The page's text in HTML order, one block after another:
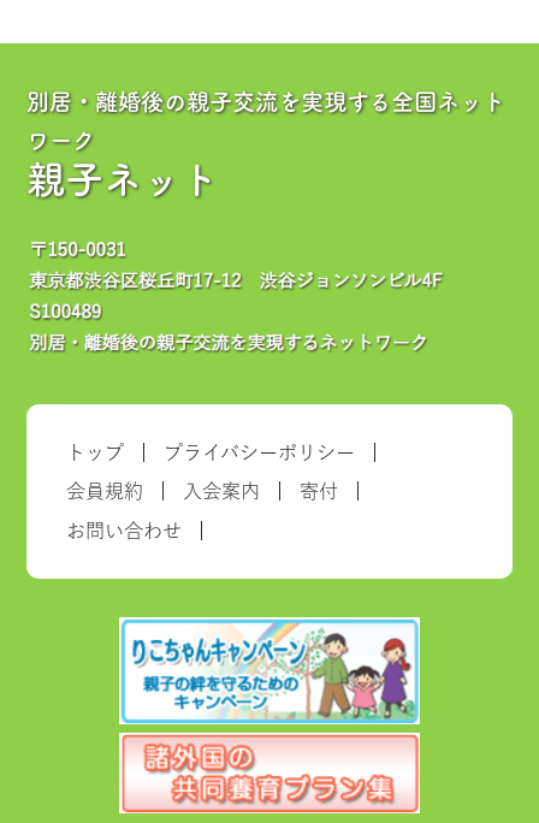
別居・離婚後の親子交流を実現する全国ネット
ワーク
親子ネット
トップ プライバシーポリシー
会員規約 入会案内 寄付
お問い合わせ